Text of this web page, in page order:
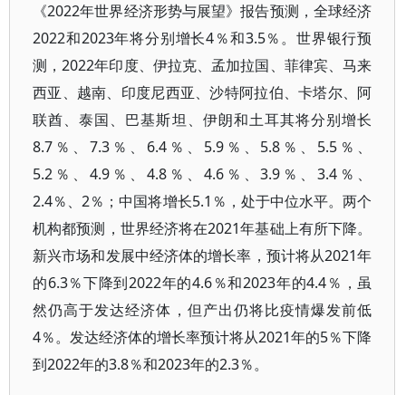
《2022年世界经济形势与展望》报告预测，全球经济
2022和2023年将分别增长4％和3.5％。世界银行预
测，2022年印度、伊拉克、孟加拉国、菲律宾、马来
西亚、越南、印度尼西亚、沙特阿拉伯、卡塔尔、阿
联酋、泰国、巴基斯坦、伊朗和土耳其将分别增长
8.7％、7.3％、6.4％、5.9％、5.8％、5.5％、
5.2％、4.9％、4.8％、4.6％、3.9％、3.4％、
2.4％、2％；中国将增长5.1％，处于中位水平。两个
机构都预测，世界经济将在2021年基础上有所下降。
新兴市场和发展中经济体的增长率，预计将从2021年
的6.3％下降到2022年的4.6％和2023年的4.4％，虽
然仍高于发达经济体，但产出仍将比疫情爆发前低
4％。发达经济体的增长率预计将从2021年的5％下降
到2022年的3.8％和2023年的2.3％。